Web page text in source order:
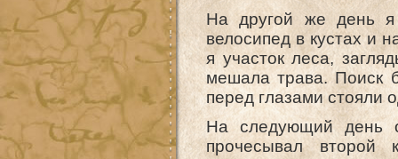
На другой же день я
велосипед в кустах и
я участок леса,
мешала трава. Поиск
перед глазами стояли
На следующий день
прочесывал второй